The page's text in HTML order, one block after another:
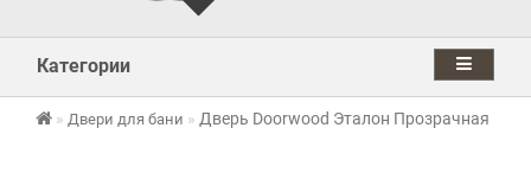
Категории
Двери для бани Дверь Doorwood Эталон Прозрачная